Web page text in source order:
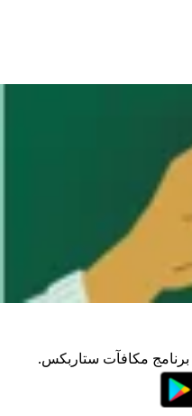
برنامج مكافآت ستاربكس.